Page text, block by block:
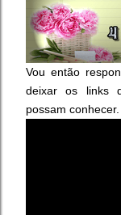
Vou então
deixar os links
possam conhecer.